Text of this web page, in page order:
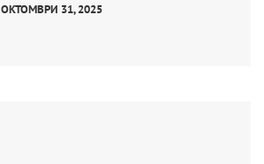
ОКТОМВРИ 31, 2025